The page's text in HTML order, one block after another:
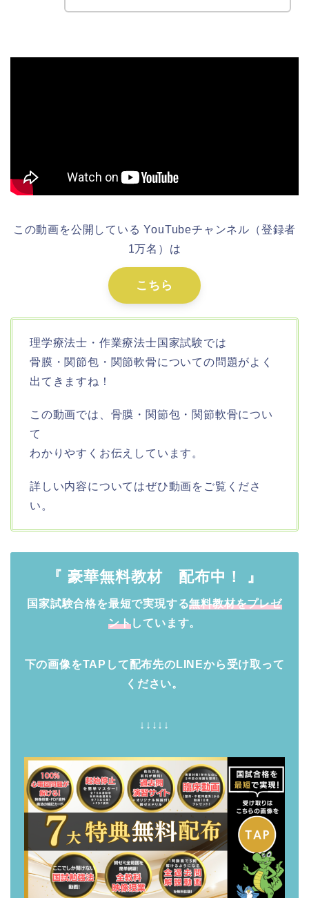
この動画を公開している YouTubeチャンネル（登録者
1万名）は
こちら
理学療法士・作業療法士国家試験では
骨膜・関節包・関節軟骨についての問題がよく
出てきますね！
この動画では、 骨膜・関節包・関節軟骨につい
て
わかりやすく お伝えしています。
詳しい内容についてはぜひ動画をご覧くださ
い。
『 豪華無料教材 配布中！ 』
国家試験合格を最短で実現する無料教材をプレゼ
ント しています。
下の画像をTAPして配布先のLINEから受け取って
ください。
↓↓↓↓↓